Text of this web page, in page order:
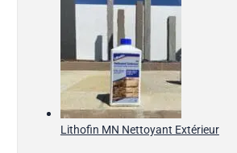
Lithofin MN Nettoyant Extérieur